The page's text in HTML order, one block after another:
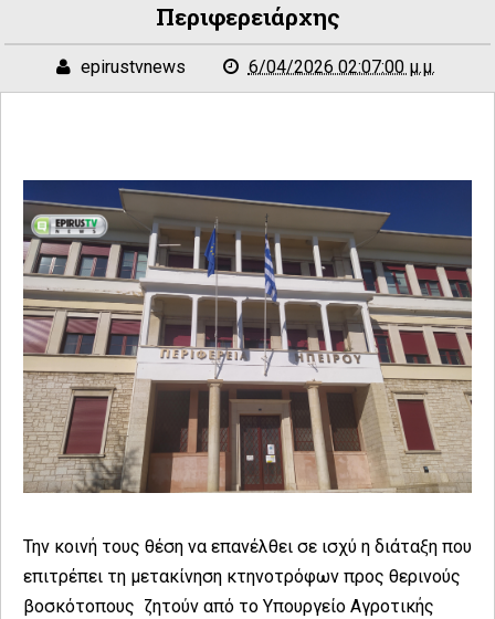
Περιφερειάρχης
epirustvnews 6/04/2026 02:07:00 μ.μ.
Την κοινή τους θέση να επανέλθει σε ισχύ η διάταξη που
επιτρέπει τη μετακίνηση κτηνοτρόφων προς θερινούς
βοσκότοπους ζητούν από το Υπουργείο Αγροτικής